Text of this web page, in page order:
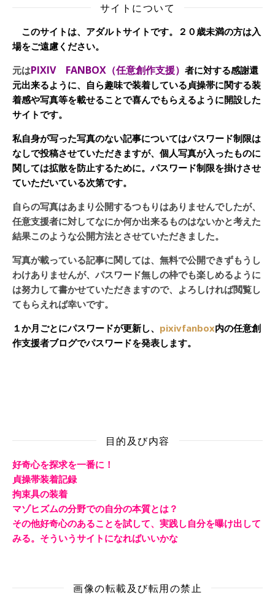
サイトについて
このサイトは、アダルトサイトです。２０歳未満の方は入
場をご遠慮ください。
元はPIXIV FANBOX（任意創作支援） 者に対する感謝還
元出来るように、自ら趣味で装着している貞操帯に関する装
着感や写真等を載せることで喜んでもらえるように開設した
サイトです。
私自身が写った写真のない記事についてはパスワード制限は
なしで投稿させていただきますが、個人写真が入ったものに
関しては拡散を防止するために。パスワード制限を掛けさせ
ていただいている次第です。
自らの写真はあまり公開するつもりはありませんでしたが、
任意支援者に対してなにか何か出来るものはないかと考えた
結果このような公開方法とさせていただきました。
写真が載っている記事に関しては、無料で公開できずもうし
わけありませんが、パスワード無しの枠でも楽しめるように
は努力して書かせていただきますので、よろしければ閲覧し
てもらえれば幸いです。
１か月ごとにパスワードが更新し、 pixivfanbox内の任意創
作支援者ブログでパスワードを発表します。
目的及び内容
好奇心を探求を一番に！
貞操帯装着記録
拘束具の装着
マゾヒズムの分野での自分の本質とは？
その他好奇心のあることを試して、実践し自分を曝け出して
みる。そういうサイトになればいいかな
画像の転載及び転用の禁止